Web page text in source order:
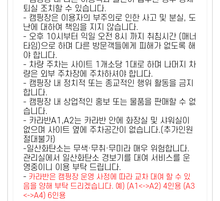
퇴실 조치할 수 있습니다.
- 캠핑장은 이용자의 부주의로 인한 사고 및 분실, 도
난에 대하여 책임을 지지 않습니다.
- 오후 10시부터 익일 오전 8시 까지 취침시간 (매너
타임)으로 하며 다른 방문객들에게 피해가 없도록 해
야 합니다.
- 차량 주차는 사이트 1개소당 1대로 하며 나머지 차
량은 외부 주차장에 주차하셔야 합니다.
- 캠핑장 내 정치적 또는 종교적인 행위 활동을 금지
합니다.
- 캠핑장 내 상업적인 홍보 또는 물품을 판매할 수 없
습니다.
- 카라반A1,A2는 카라반 안에 화장실 및 샤워실이
없으며 사이트 옆에 주차공간이 없습니다.(추가인원
절대불가)
-일산화탄소는 무색·무취·무미라 매우 위험합니다.
관리실에서 일산화탄소 경보기를 대여 서비스를 운
영중이니 이용 부탁 드립니다.
- 카라반은 캠핑장 운영 사정에 따라 교차 대여 할 수 있
음을 양해 부탁 드리겠습니다. 예) (A1<->A2) 4인용 (A3
<->A4) 6인용